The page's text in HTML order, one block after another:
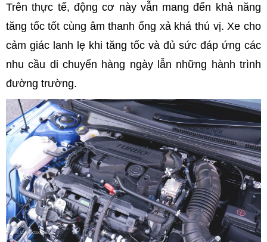
Trên thực tế, động cơ này vẫn mang đến khả năng
tăng tốc tốt cùng âm thanh ống xả khá thú vị. Xe cho
cảm giác lanh lẹ khi tăng tốc và đủ sức đáp ứng các
nhu cầu di chuyển hàng ngày lẫn những hành trình
đường trường.